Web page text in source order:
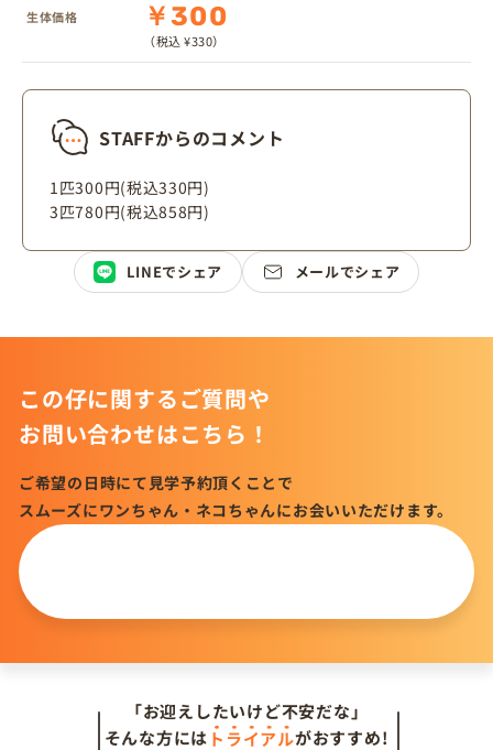
生体価格 ￥300
（税込 ¥330）
STAFFからのコメント
1匹300円(税込330円)
3匹780円(税込858円)
LINEでシェア メールでシェア
この仔に関するご質問や
お問い合わせはこちら！
ご希望の日時にて見学予約頂くことで
スムーズにワンちゃん・ネコちゃんにお会いいただけます。
「お迎えしたいけど不安だな」
そんな方には トライアルがおすすめ!